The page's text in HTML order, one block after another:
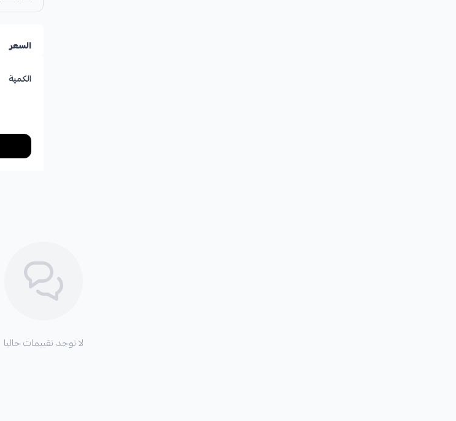
السعر
الكمية
لا توجد تقييمات حاليا